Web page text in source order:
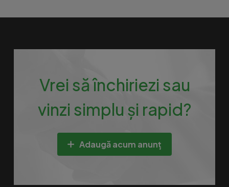
Vrei să închiriezi sau
vinzi simplu și rapid?
Adaugă acum anunț